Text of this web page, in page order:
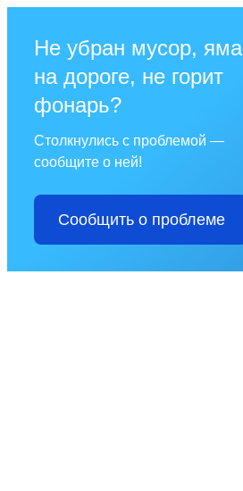
Не убран мусор, яма
на дороге, не горит
фонарь?
Столкнулись с проблемой —
сообщите о ней!
Сообщить о проблеме